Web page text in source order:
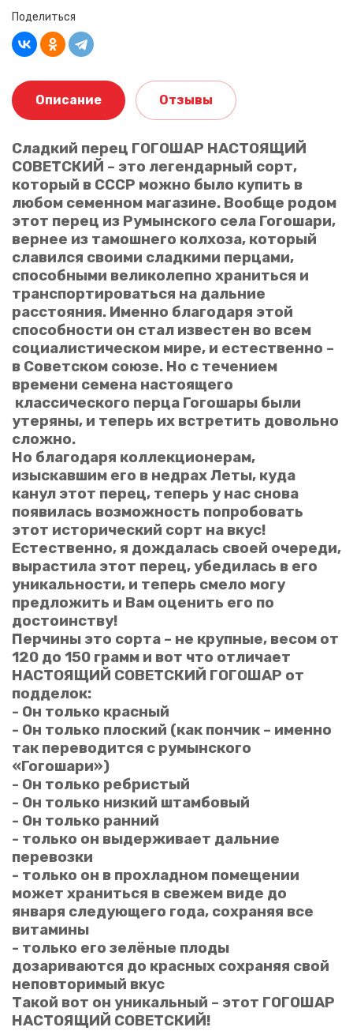
Поделиться
Описание Отзывы
Сладкий перец ГОГОШАР НАСТОЯЩИЙ
СОВЕТСКИЙ – это легендарный сорт,
который в СССР можно было купить в
любом семенном магазине. Вообще родом
этот перец из Румынского села Гогошари,
вернее из тамошнего колхоза, который
славился своими сладкими перцами,
способными великолепно храниться и
транспортироваться на дальние
расстояния. Именно благодаря этой
способности он стал известен во всем
социалистическом мире, и естественно –
в Советском союзе. Но с течением
времени семена настоящего
классического перца Гогошары были
утеряны, и теперь их встретить довольно
сложно.
Но благодаря коллекционерам,
изыскавшим его в недрах Леты, куда
канул этот перец, теперь у нас снова
появилась возможность попробовать
этот исторический сорт на вкус!
Естественно, я дождалась своей очереди,
вырастила этот перец, убедилась в его
уникальности, и теперь смело могу
предложить и Вам оценить его по
достоинству!
Перчины это сорта – не крупные, весом от
120 до 150 грамм и вот что отличает
НАСТОЯЩИЙ СОВЕТСКИЙ ГОГОШАР от
подделок:
- Он только красный
- Он только плоский (как пончик – именно
так переводится с румынского
«Гогошари»)
- Он только ребристый
- Он только низкий штамбовый
- Он только ранний
- только он выдерживает дальние
перевозки
- только он в прохладном помещении
может храниться в свежем виде до
января следующего года, сохраняя все
витамины
- только его зелёные плоды
дозариваются до красных сохраняя свой
неповторимый вкус
Такой вот он уникальный – этот ГОГОШАР
НАСТОЯЩИЙ СОВЕТСКИЙ!
Ваше имя
Ваш отзыв
Оценка
Отправить отзыв